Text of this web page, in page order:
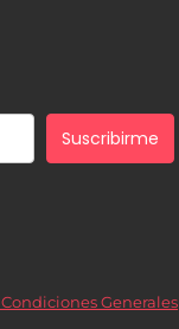
Suscribirme
Condiciones Generales